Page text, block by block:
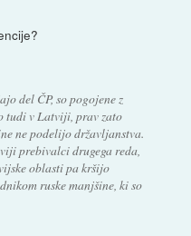
del ČP, so pogojene z
tudi v Latviji, prav zato
ne podelijo državljanstva.
prebivalci drugega reda,
oblasti pa kršijo
ruske manjšine, ki so